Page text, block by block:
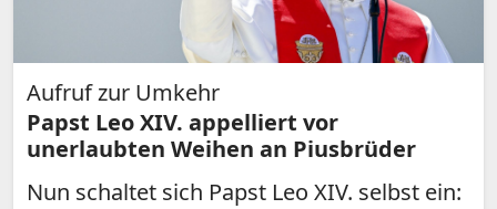
Aufruf zur Umkehr
Papst Leo XIV. appelliert vor
unerlaubten Weihen an Piusbrüder
Nun schaltet sich Papst Leo XIV. selbst ein: